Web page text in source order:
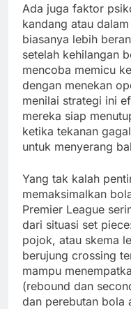
Ada juga faktor
kandang atau
biasanya lebih
setelah kehilangan
mencoba memicu
dengan menekan
menilai strategi ini
mereka siap
ketika tekanan
untuk menyerang
Yang tak kalah
memaksimalkan
Premier League
dari situasi set
pojok, atau skema
berujung crossing
mampu
(rebound dan
dan perebutan bola